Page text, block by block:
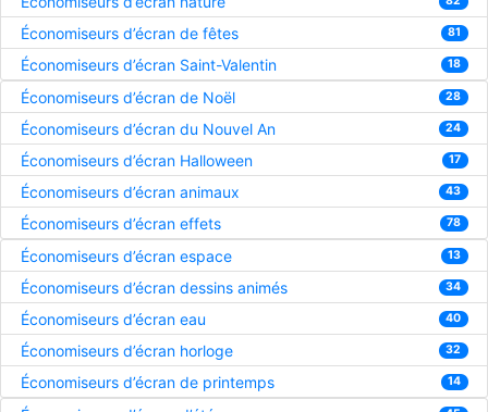
Économiseurs d’écran de fêtes 81
Économiseurs d’écran Saint-Valentin 18
Économiseurs d’écran de Noël 28
Économiseurs d’écran du Nouvel An 24
Économiseurs d’écran Halloween 17
Économiseurs d’écran animaux 43
Économiseurs d’écran effets 78
Économiseurs d’écran espace 13
Économiseurs d’écran dessins animés 34
Économiseurs d’écran eau 40
Économiseurs d’écran horloge 32
Économiseurs d’écran de printemps 14